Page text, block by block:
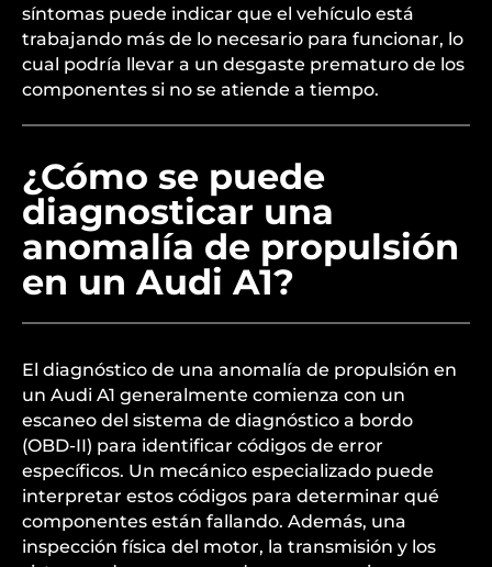
síntomas puede indicar que el vehículo está
trabajando más de lo necesario para funcionar, lo
cual podría llevar a un desgaste prematuro de los
componentes si no se atiende a tiempo.
¿Cómo se puede
diagnosticar una
anomalía de propulsión
en un Audi A1?
El diagnóstico de una anomalía de propulsión en
un Audi A1 generalmente comienza con un
escaneo del sistema de diagnóstico a bordo
(OBD-II) para identificar códigos de error
específicos. Un mecánico especializado puede
interpretar estos códigos para determinar qué
componentes están fallando. Además, una
inspección física del motor, la transmisión y los